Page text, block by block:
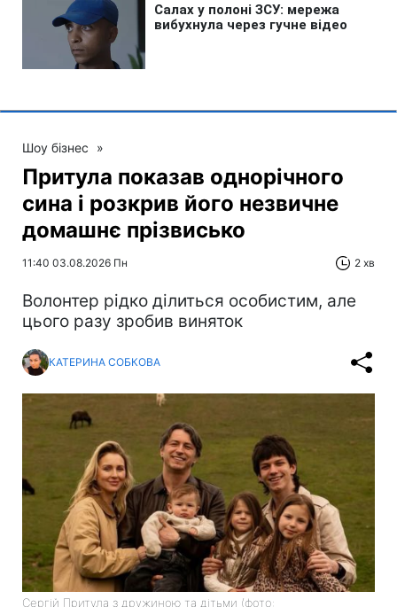
Шоу бізнес »
Притула показав однорічного
сина і розкрив його незвичне
домашнє прізвисько
11:40 03.08.2026 Пн 2 хв
Волонтер рідко ділиться особистим, але
цього разу зробив виняток
КАТЕРИНА СОБКОВА
Сергій Притула з дружиною та дітьми (фото: